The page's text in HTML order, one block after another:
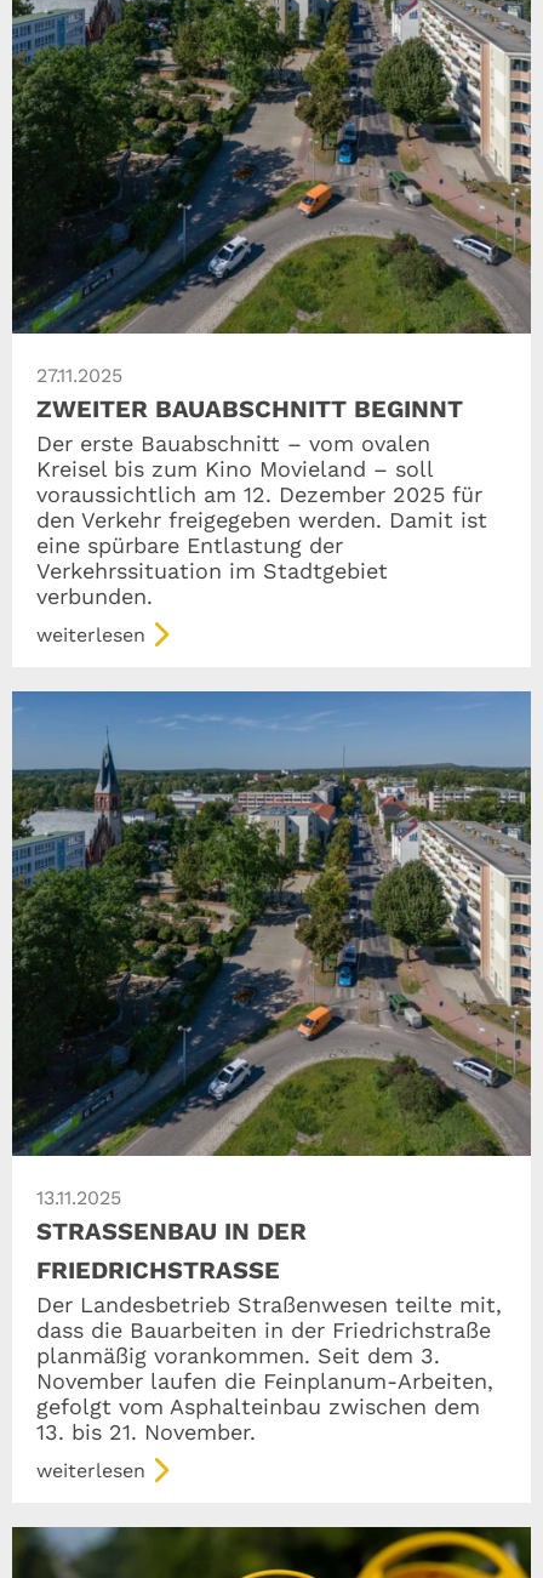
27.11.2025
ZWEITER BAUABSCHNITT BEGINNT
Der erste Bauabschnitt – vom ovalen
Kreisel bis zum Kino Movieland – soll
voraussichtlich am 12. Dezember 2025 für
den Verkehr freigegeben werden. Damit ist
eine spürbare Entlastung der
Verkehrssituation im Stadtgebiet
verbunden.
weiterlesen
13.11.2025
STRASSENBAU IN DER F
RIEDRICHSTRASSE
Der Landesbetrieb Straßenwesen teilte mit,
dass die Bauarbeiten in der Friedrichstraße
planmäßig vorankommen. Seit dem 3.
November laufen die Feinplanum-Arbeiten,
gefolgt vom Asphalteinbau zwischen dem
13. bis 21. November.
weiterlesen